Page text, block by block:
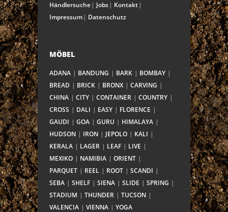
Händlersuche
Jobs
Kontakt
Impressum
Datenschutz
MÖBEL
ADANA BANDUNG BARK
BOMBAY
BREAD
BRICK BRONX
CARVING
CHINA
CITY CONTAINER
COUNTRY
CROSS
DALI EASY
FLORENCE
GAUDI
GOA GURU
HIMALAYA
HUDSON
IRON JEPOLO
KALI
KERALA
LAGER LEAF
LIVE
MEXIKO
NAMIBIA
ORIENT
PARQUET
REEL ROOT
SCANDI
SEBA
SHELF SIENA SLIDE
SPRING
STADIUM
THUNDER
TUCSON
VALENCIA
VIENNA YOGA